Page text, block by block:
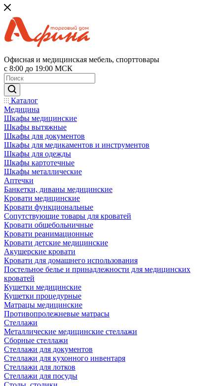
Офисная и медицинская мебель, спорттовары
с 8:00 до 19:00 МСК
Каталог
Медицина
Шкафы медицинские
Шкафы вытяжные
Шкафы для документов
Шкафы для медикаментов и инструментов
Шкафы для одежды
Шкафы картотечные
Шкафы металлические
Аптечки
Банкетки, диваны медицинские
Кровати медицинские
Кровати функциональные
Сопутствующие товары для кроватей
Кровати общебольничные
Кровати реанимационные
Кровати детские медицинские
Акушерские кровати
Кровати для домашнего использования
Постельное белье и принадлежности для медицинских
кроватей
Кушетки медицинские
Кушетки процедурные
Матрацы медицинские
Противопролежневые матрасы
Стеллажи
Металлические медицинские стеллажи
Сборные стеллажи
Стеллажи для документов
Стеллажи для кухонного инвентаря
Стеллажи для лотков
Стеллажи для посуды